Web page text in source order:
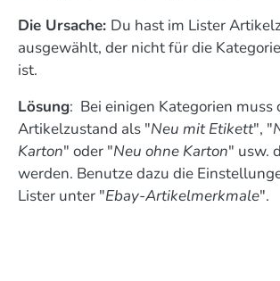
Die Ursache: Du hast im Lister
ausgewählt, der nicht für die
ist.
Lösung: Bei einigen Kategorien muss
Artikelzustand als "Neu mit Etikett", "
Karton" oder "Neu ohne Karton" usw.
werden. Benutze dazu die
Lister unter "Ebay-Artikelmerkmale".